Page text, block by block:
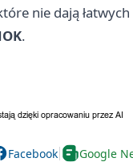
nie dają
.
Facebook Google